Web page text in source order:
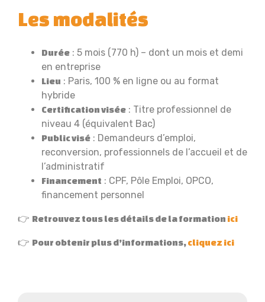
Les modalités
Durée : 5 mois (770 h) – dont un mois et demi
en entreprise
Lieu : Paris, 100 % en ligne ou au format
hybride
Certification visée : Titre professionnel de
niveau 4 (équivalent Bac)
Public visé : Demandeurs d’emploi,
reconversion, professionnels de l’accueil et de
l’administratif
Financement : CPF, Pôle Emploi, OPCO,
financement personnel
👉 Retrouvez tous les détails de la formation ici
👉 Pour obtenir plus d’informations,cliquez ici